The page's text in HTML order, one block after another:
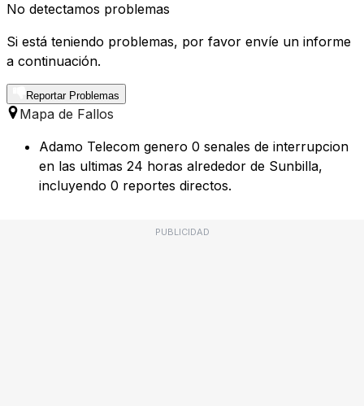
No detectamos problemas
Si está teniendo problemas, por favor envíe un informe
a continuación.
Reportar Problemas
Mapa de Fallos
Adamo Telecom genero 0 senales de interrupcion
en las ultimas 24 horas alrededor de Sunbilla,
incluyendo 0 reportes directos.
PUBLICIDAD